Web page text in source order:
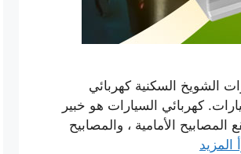
الشويخ السكنية كهربائي
كهربائي السيارات هو خبير
الأمامية ، والمصابيح
المزيد